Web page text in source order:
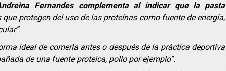
Fernandes complementa al indicar que la pasta
protegen del uso de las proteínas como fuente de energía,
ideal de comerla antes o después de la práctica deportiva
de una fuente proteica, pollo por ejemplo”.